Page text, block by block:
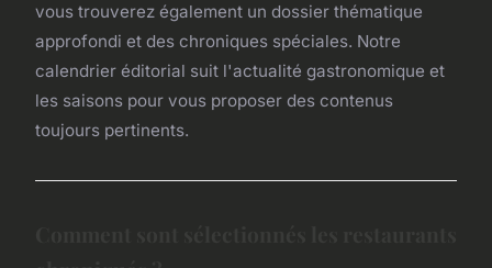
vous trouverez également un dossier thématique
approfondi et des chroniques spéciales. Notre
calendrier éditorial suit l'actualité gastronomique et
les saisons pour vous proposer des contenus
toujours pertinents.